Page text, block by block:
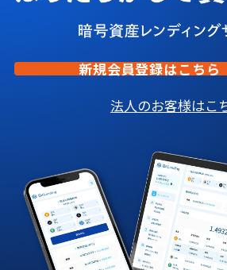
新規会員登録はこちら
法人のお客様はこ